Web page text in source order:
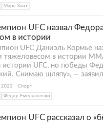
Марк Хант
UFC назвал
в истории
UFC Даниэль Кормье
тяжеловесом в истории
истории UFC, но победы
Снимаю шляпу», —
2023
Спорт
Федор Емельяненко
UFC рассказал о